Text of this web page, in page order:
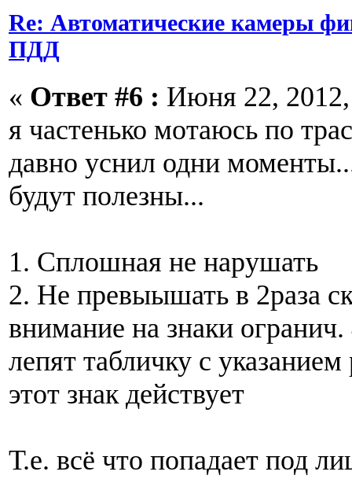
Re: Автоматические камеры
ПДД
« Ответ #6 : Июня 22,
я частенько мотаюсь по
давно уснил одни
будут полезны...
1. Сплошная не нарушать
2. Не превыышать в 2раза
внимание на знаки
лепят табличку с указанием
этот знак действует
Т.е. всё что попадает под